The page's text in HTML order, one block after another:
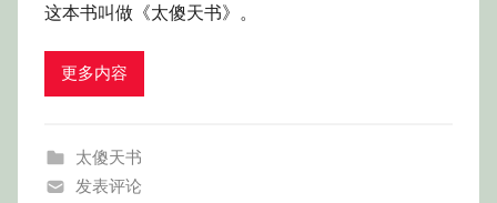
这本书叫做《太傻天书》。
更多内容
太傻天书
发表评论